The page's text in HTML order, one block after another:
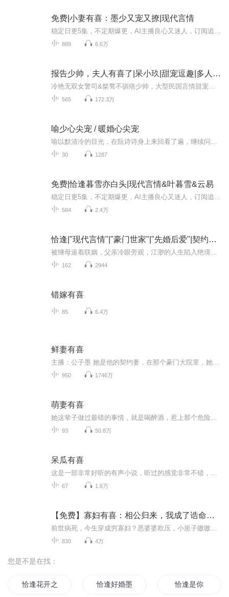
免费|小妻有喜：墨少又宠又撩|现代言情
889 6.6万
报告少帅，夫人有喜了|呆小玖|甜宠逗趣|多人有声剧
565 172.3万
喻少心尖宠 / 暖婚心尖宠
30 1287
免费|恰逢暮雪亦白头|现代言情&叶暮雪&云易
584 2.4万
恰逢|"现代言情"|"豪门世家"|"先婚后爱"|契约婚姻|现言
162 2944
错嫁有喜
85 6.4万
鲜妻有喜
950 1746万
萌妻有喜
93 50.8万
呆瓜有喜
67 1.6万
【免费】寡妇有喜：相公归来，我成了诰命夫人
830 4万
您是不是在找：
恰逢花开之时 恰逢好婚墨少夫人有喜了喻色墨靖尧
恰逢是你